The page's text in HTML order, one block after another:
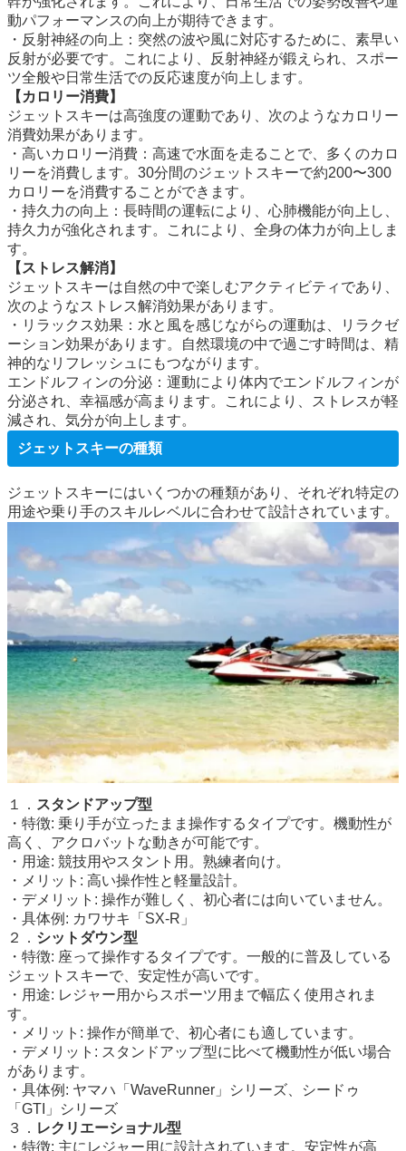
動パフォーマンスの向上が期待できます。
・反射神経の向上：突然の波や風に対応するために、素早い
反射が必要です。これにより、反射神経が鍛えられ、スポー
ツ全般や日常生活での反応速度が向上します。
【カロリー消費】
ジェットスキーは高強度の運動であり、次のようなカロリー
消費効果があります。
・高いカロリー消費：高速で水面を走ることで、多くのカロ
リーを消費します。30分間のジェットスキーで約200〜300
カロリーを消費することができます。
・持久力の向上：長時間の運転により、心肺機能が向上し、
持久力が強化されます。これにより、全身の体力が向上しま
す。
【ストレス解消】
ジェットスキーは自然の中で楽しむアクティビティであり、
次のようなストレス解消効果があります。
・リラックス効果：水と風を感じながらの運動は、リラクゼ
ーション効果があります。自然環境の中で過ごす時間は、精
神的なリフレッシュにもつながります。
エンドルフィンの分泌：運動により体内でエンドルフィンが
分泌され、幸福感が高まります。これにより、ストレスが軽
減され、気分が向上します。
ジェットスキーの種類
ジェットスキーにはいくつかの種類があり、それぞれ特定の
用途や乗り手のスキルレベルに合わせて設計されています。
１． スタンドアップ型
・特徴: 乗り手が立ったまま操作するタイプです。機動性が
高く、アクロバットな動きが可能です。
・用途: 競技用やスタント用。熟練者向け。
・メリット: 高い操作性と軽量設計。
・デメリット: 操作が難しく、初心者には向いていません。
・具体例: カワサキ「SX-R」
２． シットダウン型
・特徴: 座って操作するタイプです。一般的に普及している
ジェットスキーで、安定性が高いです。
・用途: レジャー用からスポーツ用まで幅広く使用されま
す。
・メリット: 操作が簡単で、初心者にも適しています。
・デメリット: スタンドアップ型に比べて機動性が低い場合
があります。
・具体例: ヤマハ「WaveRunner」シリーズ、シードゥ
「GTI」シリーズ
３． レクリエーショナル型
・特徴: 主にレジャー用に設計されています。安定性が高